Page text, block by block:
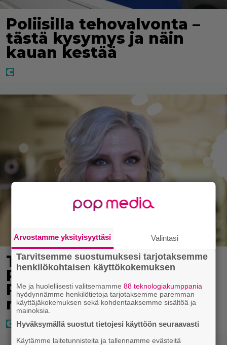
Poliisilla tehovalvonta –
tästä kysymys ja näin
kauan kestää
Tältä näyttää Vappu
Pimiän perhelomalla
Portugalissa – ”Kaunis
mekko”
Arvostamme yksityisyyttäsi Valintasi
Tarvitsemme suostumuksesi tarjotaksemme
henkilökohtaisen käyttökokemuksen
Me ja huolellisesti valitsemamme88 teknologiakumppania
hyödynnämme henkilötietoja tarjotaksemme paremman
käyttäjäkokemuksen sekä kohdentaaksemme sisältöä ja
mainoksia.
Hyväksymällä suostut tietojesi käyttöön seuraavasti
Käytämme laitetunnisteita ja tallennamme evästeitä